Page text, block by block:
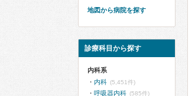
地図から病院を探す
診療科目から探す
内科系
内科 (5,451件)
呼吸器内科 (585件)